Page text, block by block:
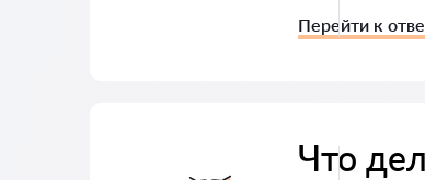
Перейти к
Что